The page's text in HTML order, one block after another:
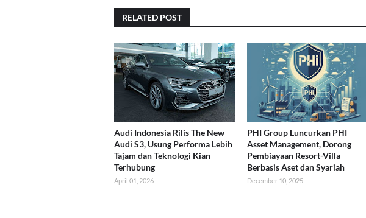
RELATED POST
Audi Indonesia Rilis The New
Audi S3, Usung Performa Lebih
Tajam dan Teknologi Kian
Terhubung
April 01, 2026
PHI Group Luncurkan PHI
Asset Management, Dorong
Pembiayaan Resort-Villa
Berbasis Aset dan Syariah
December 10, 2025